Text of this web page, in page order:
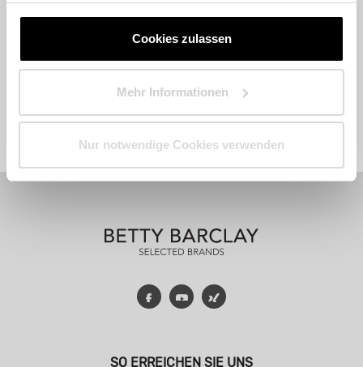
Cookies zulassen
Mehr Informationen
Nur notwendige Cookies verwenden
Fashion Accessoires Parfum
FacebookYouTube
SO ERREICHEN SIE UNS